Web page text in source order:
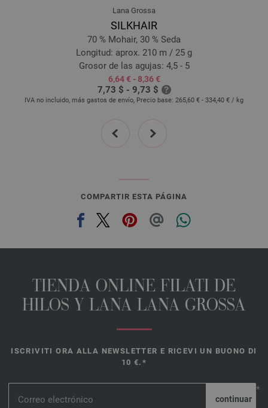
24-blanco brillante | EAN: 4033493313698
25-violeta antigua | EAN: 4033493319133
26-zarzamora | EAN: 4033493319140
27-arcilla roja | EAN: 4033493319157
28-oliva | EAN: 4033493319164
29-verde reseda | EAN: 4033493319171
31-azul | EAN: 4033493334495
32-marrón arcilla | EAN: 4033493334501
34-azul celeste | EAN: 4033493334525
35-verde azulado oscuro | EAN: 4033493341301
37-rosa vívida | EAN: 4033493341325
41-jade turquesa | EAN: 4033493354455
42-verde primavera | EAN: 4033493354462
45-real | EAN: 4033493366427
47-turrón | EAN: 4033493366441
48-amarillo sol | EAN: 4033493376419
Lana Grossa
SILKHAIR
70 % Mohair, 30 % Seda
Longitud: aprox. 210 m / 25 g
Grosor de las agujas: 4,5 - 5
6,64 € - 8,36 €
7,73 $ - 9,73 $
IVA no incluido, más gastos de envío, Precio base: 265,60 € - 334,40 € / kg
prev next
COMPARTIR ESTA PÁGINA
TIENDA ONLINE FILATI DE
HILOS Y LANA LANA GROSSA
ISCRIVITI ORA ALLA NEWSLETTER E RICEVI UN BUONO DI
10 €.*
*